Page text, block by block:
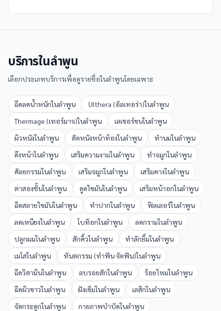
บริการในลำพูน
เลือกประเภทบริการเพื่อดูรายชื่อในลำพูนโดยเฉพาะ
ฉีดลดน้ำหนักในลำพูน Ulthera (อัลเทอร่า)ในลำพูน
Thermage (เทอร์มาจ)ในลำพูน เลเซอร์ขนในลำพูน
ผิวหนังในลำพูน ตัดหนังหน้าท้องในลำพูน ทำนมในลำพูน
ดึงหน้าในลำพูน เสริมความงามในลำพูน ทำจมูกในลำพูน
ศัลยกรรมในลำพูน เสริมจมูกในลำพูน เสริมคางในลำพูน
ตาสองชั้นในลำพูน ดูดไขมันในลำพูน เสริมหน้าอกในลำพูน
ฉีดสลายไขมันในลำพูน ทำปากในลำพูน ฟิลเลอร์ในลำพูน
ลดเหนียงในลำพูน โบท็อกในลำพูน ลดกรามในลำพูน
ปลูกผมในลำพูน สักคิ้วในลำพูน ทำลักยิ้มในลำพูน
เมโสในลำพูน ทันตกรรม (ทำฟัน จัดฟัน)ในลำพูน
ฉีดวิตามินในลำพูน ลบรอยสักในลำพูน ร้อยไหมในลำพูน
ฉีดผิวขาวในลำพูน ฝังเข็มในลำพูน เลสิกในลำพูน
จัดกระดูกในลำพูน กายภาพบำบัดในลำพูน